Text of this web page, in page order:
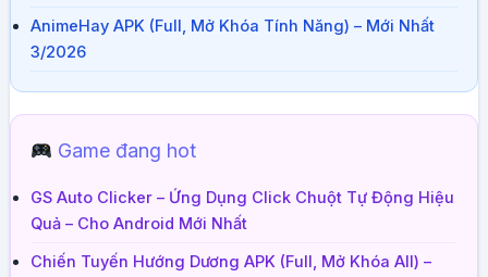
AnimeHay APK (Full, Mở Khóa Tính Năng) – Mới Nhất
3/2026
Game đang hot
GS Auto Clicker – Ứng Dụng Click Chuột Tự Động Hiệu
Quả – Cho Android Mới Nhất
Chiến Tuyến Hướng Dương APK (Full, Mở Khóa All) –